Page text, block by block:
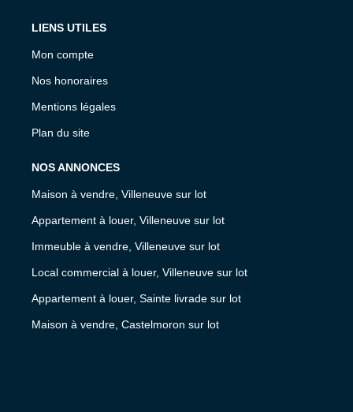
LIENS UTILES
Mon compte
Nos honoraires
Mentions légales
Plan du site
NOS ANNONCES
Maison à vendre, Villeneuve sur lot
Appartement à louer, Villeneuve sur lot
Immeuble à vendre, Villeneuve sur lot
Local commercial à louer, Villeneuve sur lot
Appartement à louer, Sainte livrade sur lot
Maison à vendre, Castelmoron sur lot